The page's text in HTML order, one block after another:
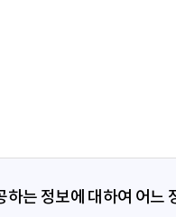
하는 정보에 대하여 어느